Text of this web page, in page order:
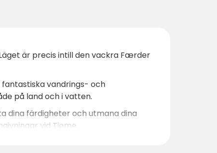
är precis intill den vackra Færder
vandrings- och
på land och i vatten.
dina färdigheter och utmana dina
vid Tjøme.